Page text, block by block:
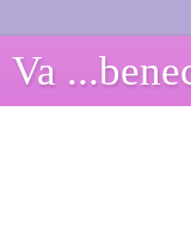
Va